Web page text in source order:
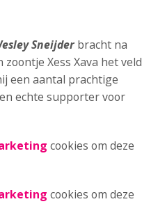
Sneijder bracht na
Xess Xava het veld
een aantal prachtige
echte supporter voor
cookies om deze
cookies om deze